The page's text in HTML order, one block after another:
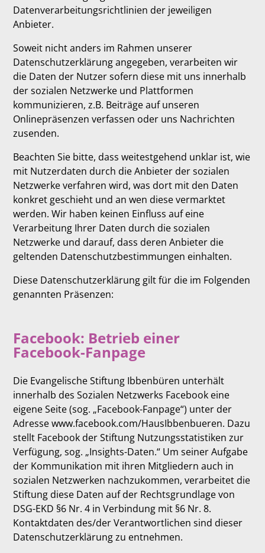
Datenverarbeitungsrichtlinien der jeweiligen
Anbieter.
Soweit nicht anders im Rahmen unserer
Datenschutzerklärung angegeben, verarbeiten wir
die Daten der Nutzer sofern diese mit uns innerhalb
der sozialen Netzwerke und Plattformen
kommunizieren, z.B. Beiträge auf unseren
Onlinepräsenzen verfassen oder uns Nachrichten
zusenden.
Beachten Sie bitte, dass weitestgehend unklar ist, wie
mit Nutzerdaten durch die Anbieter der sozialen
Netzwerke verfahren wird, was dort mit den Daten
konkret geschieht und an wen diese vermarktet
werden. Wir haben keinen Einfluss auf eine
Verarbeitung Ihrer Daten durch die sozialen
Netzwerke und darauf, dass deren Anbieter die
geltenden Datenschutzbestimmungen einhalten.
Diese Datenschutzerklärung gilt für die im Folgenden
genannten Präsenzen:
Facebook: Betrieb einer
Facebook-Fanpage
Die Evangelische Stiftung Ibbenbüren unterhält
innerhalb des Sozialen Netzwerks Facebook eine
eigene Seite (sog. „Facebook-Fanpage“) unter der
Adresse www.facebook.com/HausIbbenbueren. Dazu
stellt Facebook der Stiftung Nutzungsstatistiken zur
Verfügung, sog. „Insights-Daten.“ Um seiner Aufgabe
der Kommunikation mit ihren Mitgliedern auch in
sozialen Netzwerken nachzukommen, verarbeitet die
Stiftung diese Daten auf der Rechtsgrundlage von
DSG-EKD §6 Nr. 4 in Verbindung mit §6 Nr. 8.
Kontaktdaten des/der Verantwortlichen sind dieser
Datenschutzerklärung zu entnehmen.